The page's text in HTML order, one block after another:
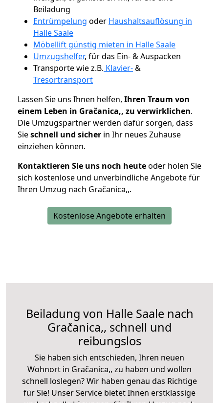
Beiladung
Entrümpelung oder Haushaltsauflösung in
Halle Saale
Möbellift günstig mieten in Halle Saale
Umzugshelfer, für das Ein- & Auspacken
Transporte wie z.B. Klavier-&
Tresortransport
Lassen Sie uns Ihnen helfen, Ihren Traum von
einem Leben in Gračanica,, zu verwirklichen.
Die Umzugspartner werden dafür sorgen, dass
Sieschnell und sicher in Ihr neues Zuhause
einziehen können.
Kontaktieren Sie uns noch heuteoder holen Sie
sich kostenlose und unverbindliche Angebote für
Ihren Umzug nach Gračanica,,.
Kostenlose Angebote erhalten
Beiladung von Halle Saale nach
Gračanica,, schnell und
reibungslos
Sie haben sich entschieden, Ihren neuen
Wohnort in Gračanica,, zu haben und wollen
schnell loslegen? Wir haben genau das Richtige
für Sie! Unser Service bietet Ihnen erstklassige